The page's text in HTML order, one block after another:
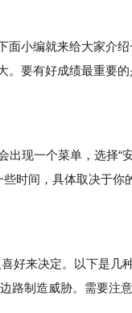
小编就来给大家介绍
。要有好成绩最重要
现一个菜单，选择“
时间，具体取决于你
来决定。以下是几
路制造威胁。需要注